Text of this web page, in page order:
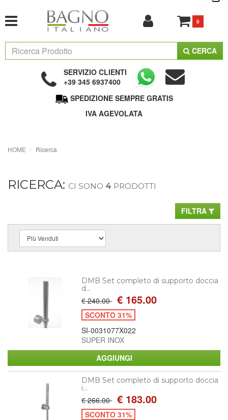
0
CERCA
SERVIZIO CLIENTI
+39 345 6937400
SPEDIZIONE SEMPRE GRATIS
IVA AGEVOLATA
HOME Ricerca
RICERCA: CI SONO 4 PRODOTTI
FILTRA
DMB Set completo di supporto doccia
d...
€ 240.00 € 165.00
SCONTO 31%
SI-0031077X022
SUPER INOX
DMB Set completo di supporto doccia
i...
€ 266.00 € 183.00
SCONTO 31%